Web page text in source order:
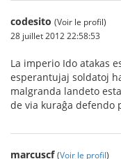
codesito (Voir le profil)
28 juillet 2012 22:58:53
La imperio Ido atakas
esperantujaj soldatoj
malgranda landeto
de via kuraĝa defendo
marcuscf (Voir le profil)